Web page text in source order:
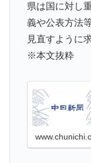
県は国に対し
義や公表方法
見直すように
※本文抜粋